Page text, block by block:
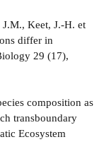
Keet, J.-H. et
differ in
29 (17),
composition as
transboundary
Ecosystem